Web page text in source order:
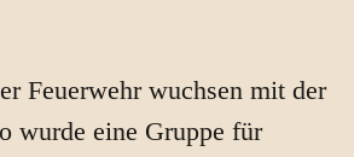
Feuerwehr wuchsen mit der
wurde eine Gruppe für